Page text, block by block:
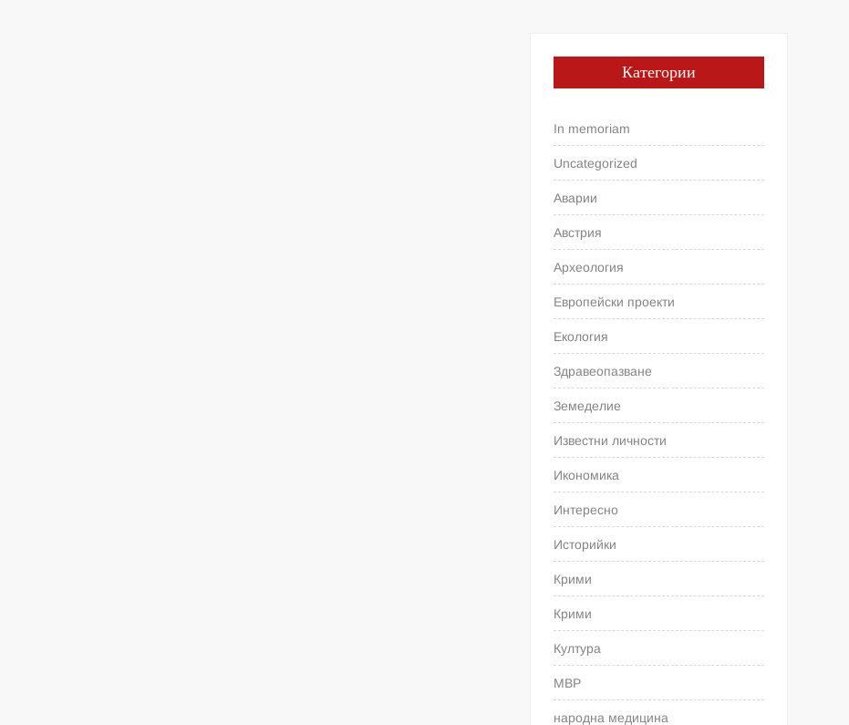
Категории
In memoriam
Uncategorized
Аварии
Австрия
Археология
Европейски проекти
Екология
Здравеопазване
Земеделие
Известни личности
Икономика
Интересно
Историйки
Крими
Крими
Култура
МВР
народна медицина